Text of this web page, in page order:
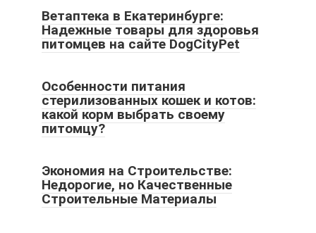
Ветаптека в Екатеринбурге:
Надежные товары для здоровья
питомцев на сайте DogCityPet
Особенности питания
стерилизованных кошек и котов:
какой корм выбрать своему
питомцу?
Экономия на Строительстве:
Недорогие, но Качественные
Строительные Материалы